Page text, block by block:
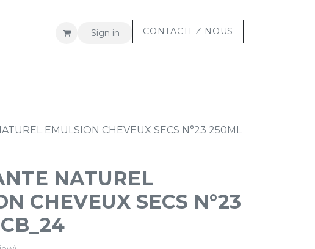
Sign in CONTACTEZ NOUS
EMULSION CHEVEUX SECS N°23 250ML
NATUREL
CHEVEUX SECS N°23